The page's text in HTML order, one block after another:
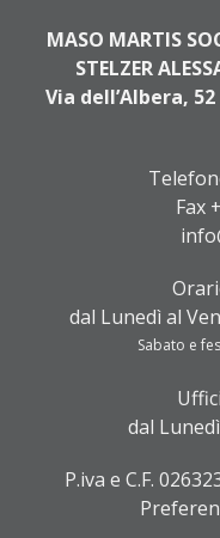
MASO MARTIS
STELZER
Via dell’Albera,
Fax
dal Lunedì al
Sabato e
dal
P.iva e C.F.